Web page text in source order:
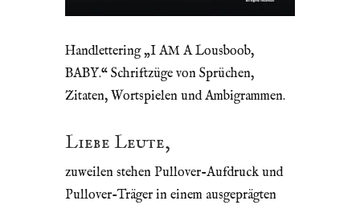
Handlettering „I AM A Lousboob,
BABY.“ Schriftzüge von Sprüchen,
Zitaten, Wortspielen und Ambigrammen.
Liebe Leute,
zuweilen stehen Pullover-Aufdruck und
Pullover-Träger in einem ausgeprägten